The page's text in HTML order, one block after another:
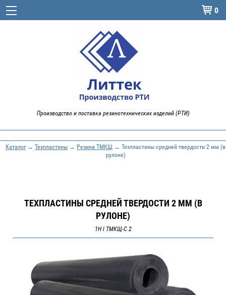
 0
Производство и поставка резинотехнических изделий (РТИ)
Каталог→ Техпластины → Резина ТМКЩ → Техпластины средней твердости 2 мм (в
рулоне)
ТЕХПЛАСТИНЫ СРЕДНЕЙ ТВЕРДОСТИ 2 ММ (В
РУЛОНЕ)
1Н I ТМКЩ-С 2